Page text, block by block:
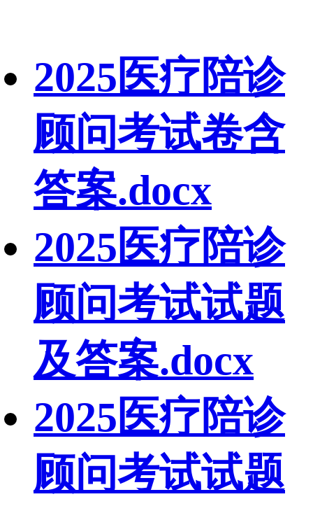
2025医疗陪诊
顾问考试卷含
答案.docx
2025医疗陪诊
顾问考试试题
及答案.docx
2025医疗陪诊
顾问考试试题